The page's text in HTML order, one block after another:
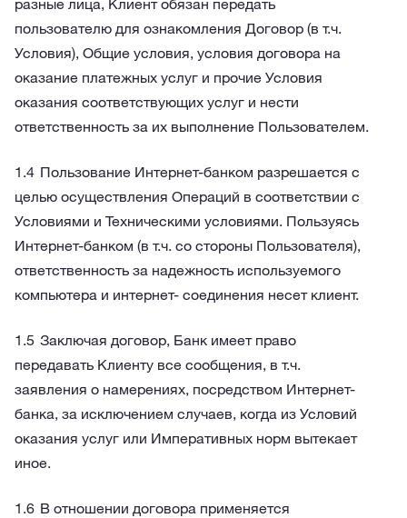
разные лица, Клиент обязан передать
пользователю для ознакомления Договор (в т.ч.
Условия), Общие условия, условия договора на
оказание платежных услуг и прочие Условия
оказания соответствующих услуг и нести
ответственность за их выполнение Пользователем.
Пользование Интернет-банком разрешается с
целью осуществления Операций в соответствии с
Условиями и Техническими условиями. Пользуясь
Интернет-банком (в т.ч. со стороны Пользователя),
ответственность за надежность используемого
компьютера и интернет- соединения несет клиент.
Заключая договор, Банк имеет право
передавать Клиенту все сообщения, в т.ч.
заявления о намерениях, посредством Интернет-
банка, за исключением случаев, когда из Условий
оказания услуг или Императивных норм вытекает
иное.
В отношении договора применяется